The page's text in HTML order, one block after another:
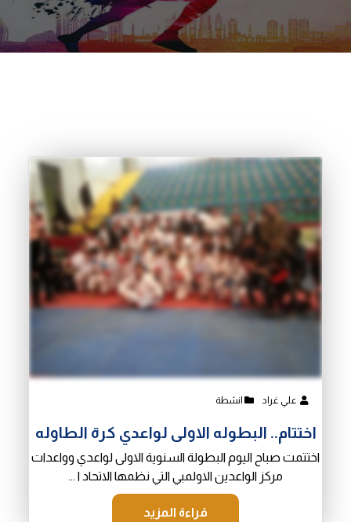
علي غراد انشطة
اختتام.. البطوله الاولى لواعدي كرة الطاوله
اختتمت صباح اليوم البطولة السنوية الاولى لواعدي وواعدات
مركز الواعدين الاولمبي التي نظمها الاتحاد ا ...
قراءة المزيد